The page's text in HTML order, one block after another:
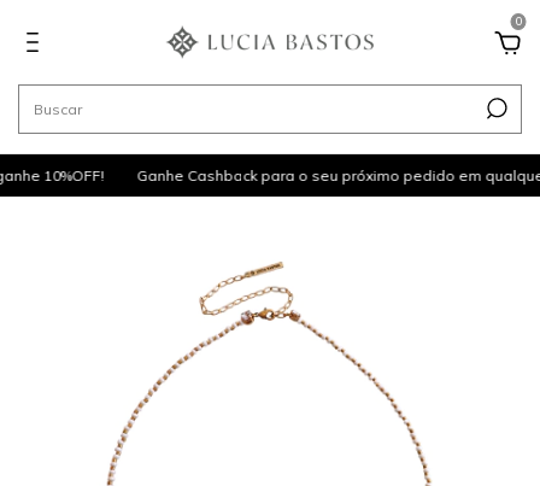
0
10%OFF! Ganhe Cashback para o seu próximo pedido em